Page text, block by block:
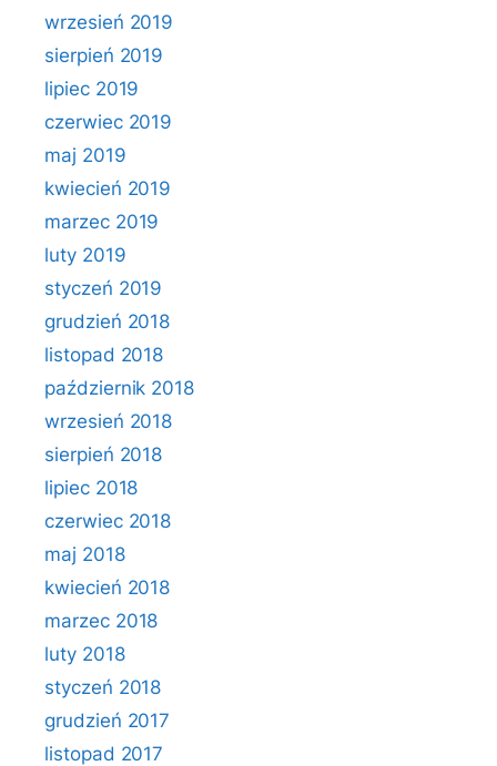
wrzesień 2019
sierpień 2019
lipiec 2019
czerwiec 2019
maj 2019
kwiecień 2019
marzec 2019
luty 2019
styczeń 2019
grudzień 2018
listopad 2018
październik 2018
wrzesień 2018
sierpień 2018
lipiec 2018
czerwiec 2018
maj 2018
kwiecień 2018
marzec 2018
luty 2018
styczeń 2018
grudzień 2017
listopad 2017